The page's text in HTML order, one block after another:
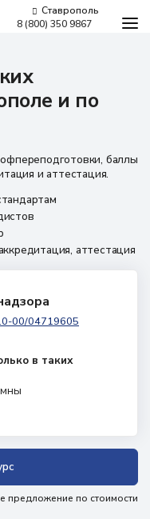
8 (800) 350 9867
Ставрополь
и по
баллы
и аттестация.
аттестация
00/04719605
в таких
предложение по стоимости